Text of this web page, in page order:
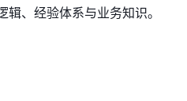
、经验体系与业务知识。